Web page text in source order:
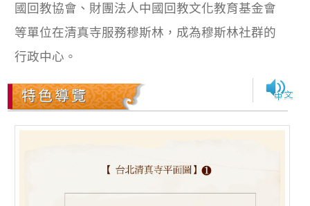
國回教協會、財團法人中國回教文化教育基金會
等單位在清真寺服務穆斯林，成為穆斯林社群的
行政中心。
特色導覽